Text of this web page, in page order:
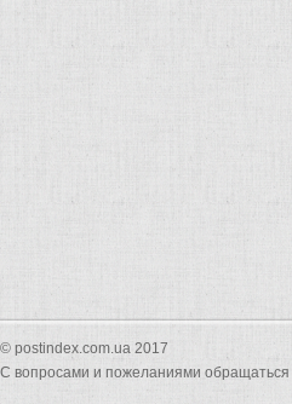
© postindex.com.ua 2017
С вопросами и пожеланиями обращаться